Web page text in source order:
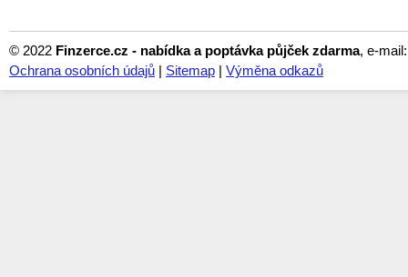
© 2022 Finzerce.cz - nabídka a poptávka půjček zdarma, e-
Ochrana osobních údajů | Sitemap | Výměna odkazů